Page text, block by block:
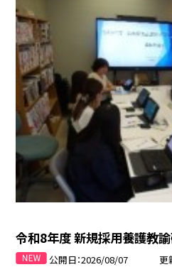
令和8年度 新規採用養護教諭
公開日 2026/08/07 更